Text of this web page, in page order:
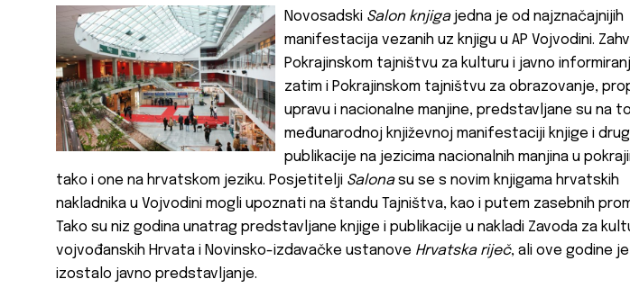
Novosadski Salon knjiga jedna je od najznačajnijih
manifestacija vezanih uz knjigu u AP Vojvodini.
Pokrajinskom tajništvu za kulturu i javno
zatim i Pokrajinskom tajništvu za obrazovanje,
upravu i nacionalne manjine, predstavljane su na
međunarodnoj književnoj manifestaciji knjige i
publikacije na jezicima nacionalnih manjina u
tako i one na hrvatskom jeziku. Posjetitelji Salonasu se s novim knjigama hrvatskih
nakladnika u Vojvodini mogli upoznati na štandu Tajništva, kao i putem zasebnih
Tako su niz godina unatrag predstavljane knjige i publikacije u nakladi Zavoda za
vojvođanskih Hrvata i Novinsko-izdavačke ustanove Hrvatska riječ, ali ove godine je
izostalo javno predstavljanje.